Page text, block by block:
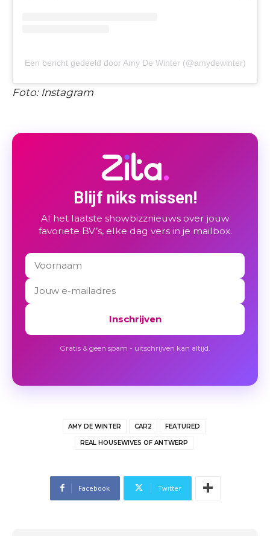
Een bericht gedeeld door Amy De Winter (@amydewinter)
Foto: Instagram
Blijf niks missen!
Al het laatste showbizznieuws over jouw
favoriete BV’s, elke dag vers in je mailbox.
Inschrijven
Gratis & geen spam - uitschrijven kan altijd.
AMY DE WINTER CAR2 FEATURED
REAL HOUSEWIVES OF ANTWERP
Facebook Twitter